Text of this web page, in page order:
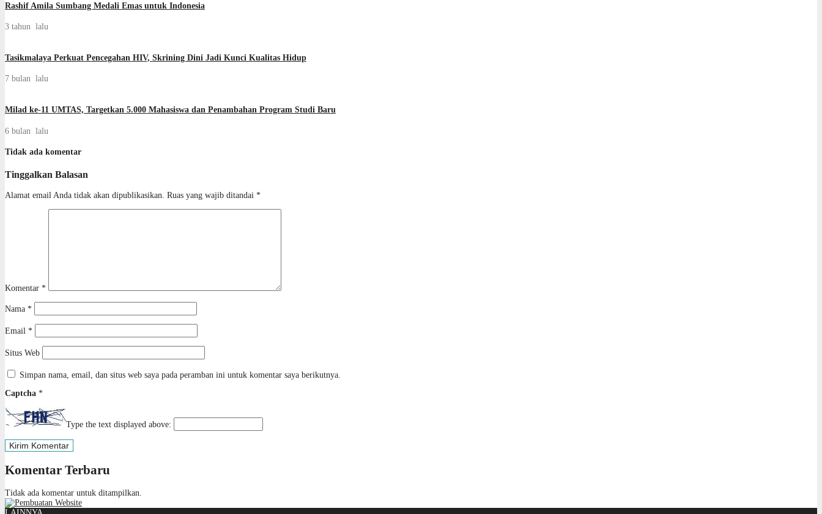
Rashif Amila Sumbang Medali Emas untuk Indonesia
3 tahun lalu
Tasikmalaya Perkuat Pencegahan HIV, Skrining Dini Jadi Kunci Kualitas Hidup
7 bulan lalu
Milad ke-11 UMTAS, Targetkan 5.000 Mahasiswa dan Penambahan Program Studi Baru
6 bulan lalu
Tidak ada komentar
Tinggalkan Balasan
Alamat email Anda tidak akan dipublikasikan. Ruas yang wajib ditandai *
Komentar *
Nama *
Email *
Situs Web
Simpan nama, email, dan situs web saya pada peramban ini untuk komentar saya berikutnya.
Captcha *
Type the text displayed above:
Komentar Terbaru
Tidak ada komentar untuk ditampilkan.